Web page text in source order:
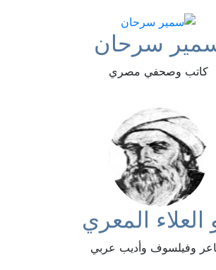
سرحان
كاتب وصحفي مصري
العلاء المعري
وفيلسوف وأديب عربي